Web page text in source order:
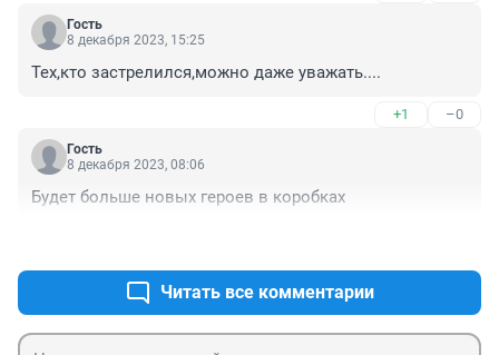
Гость
8 декабря 2023, 15:25
Тех,кто застрелился,можно даже уважать....
+1 –0
Гость
8 декабря 2023, 08:06
Будет больше новых героев в коробках
Читать все комментарии